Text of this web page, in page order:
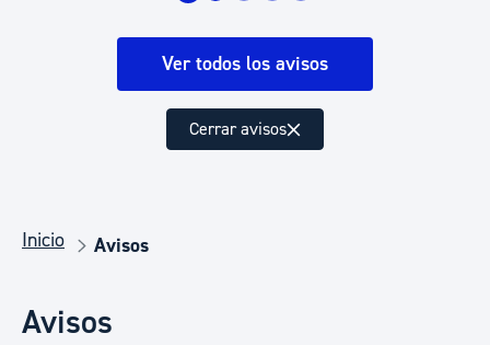
Ver todos los avisos
Cerrar avisos
Inicio Avisos
Avisos